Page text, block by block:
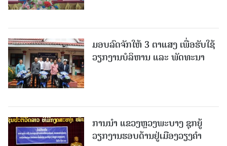
ມອບລົດຈັກໃຫ້ 3 ຕາແສງ ເພື່ອຮັບໃຊ້
ວຽກງານບໍລິຫານ ແລະ ພັດທະນາ
ການນຳ ແຂວງຫຼວງພະບາງ ຊຸກຍູ້
ວຽກງານຮອບດ້ານຢູ່ເມືອງວຽງຄໍາ